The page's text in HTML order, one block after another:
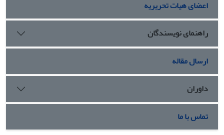
اعضای هیات تحریریه
راهنمای نویسندگان
ارسال مقاله
داوران
تماس با ما